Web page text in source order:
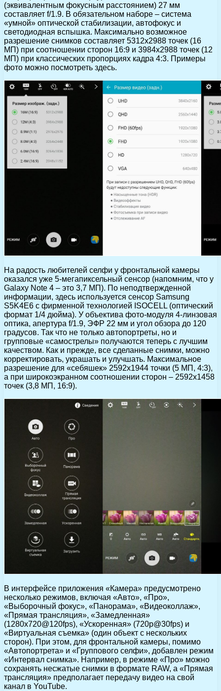
(эквивалентным фокусным расстоянием) 27 мм
составляет f/1.9. В обязательном наборе – система
«умной» оптической стабилизации, автофокус и
светодиодная вспышка. Максимально возможное
разрешение снимков составляет 5312х2988 точек (16
МП) при соотношении сторон 16:9 и 3984х2988 точек (12
МП) при классических пропорциях кадра 4:3. Примеры
фото можно посмотреть здесь.
На радость любителей селфи у фронтальной камеры
оказался уже 5-мегапиксельный сенсор (напомним, что у
Galaxy Note 4 – это 3,7 МП). По неподтвержденной
информации, здесь используется сенсор Samsung
S5K4E6 с фирменной технологией ISOCELL (оптический
формат 1/4 дюйма). У объектива фото-модуля 4-линзовая
оптика, апертура f/1.9, ЭФР 22 мм и угол обзора до 120
градусов. Так что не только автопортреты, но и
групповые «самострелы» получаются теперь с лучшим
качеством. Как и прежде, все сделанные снимки, можно
корректировать, украшать и улучшать. Максимальное
разрешение для «себяшек» 2592х1944 точки (5 МП, 4:3),
а при широкоэкранном соотношении сторон – 2592х1458
точек (3,8 МП, 16:9).
В интерфейсе приложения «Камера» предусмотрено
несколько режимов, включая «Авто», «Про»,
«Выборочный фокус», «Панорама», «Видеоколлаж»,
«Прямая трансляция», «Замедленная»
(1280х720@120fps), «Ускоренная» (720p@30fps) и
«Виртуальная съемка» (один объект с нескольких
сторон). При этом, для фронтальной камеры, помимо
«Автопортрета» и «Группового селфи», добавлен режим
«Интервал снимка». Например, в режиме «Про» можно
сохранять несжатые снимки в формате RAW, а «Прямая
трансляция» предполагает передачу видео на свой
канал в YouTube.